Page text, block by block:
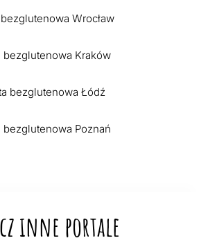
Wrocław
bezglutenowa Kraków
bezglutenowa Łódź
bezglutenowa Poznań
inne portale